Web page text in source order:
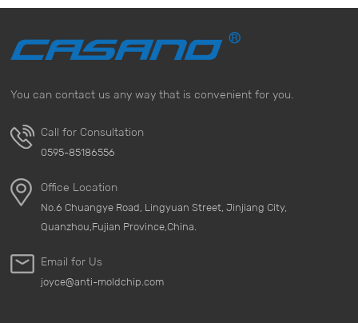
You can contact us any way that is convenient for you.
Call for Consultation
0595-85186556
Office Location
No.6 Chuangye Road, Lingyuan Street, Jinjiang City,
Quanzhou,Fujian Province,China.
Email for Us
joyce@anti-moldchip.com